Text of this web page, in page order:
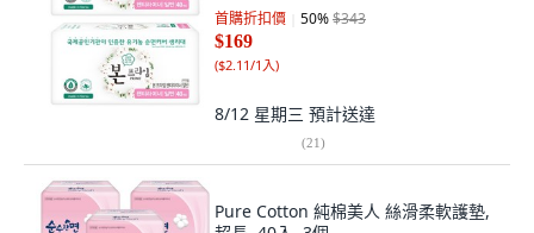
首購折扣價 50%$343
$169
($2.11/1入)
8/12 星期三 預計送達
(21)
Pure Cotton 純棉美人 絲滑柔軟護墊,